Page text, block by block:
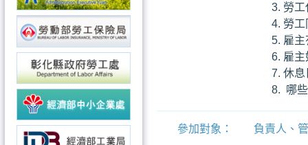
勞
勞
雇
雇
休息
哪
參加對象： 負責人、